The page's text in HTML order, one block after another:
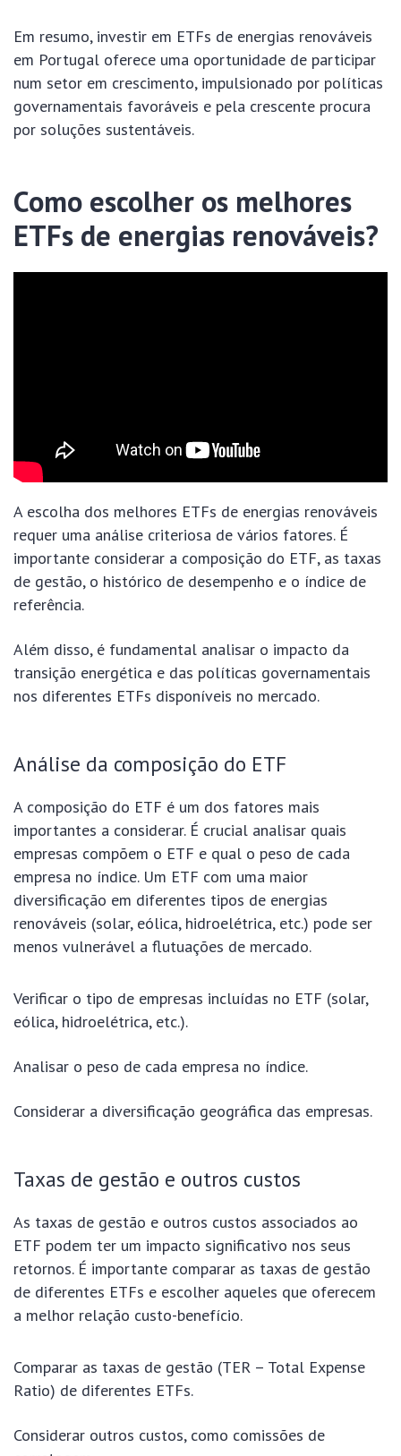
Em resumo, investir em ETFs de energias renováveis
em Portugal oferece uma oportunidade de participar
num setor em crescimento, impulsionado por políticas
governamentais favoráveis e pela crescente procura
por soluções sustentáveis.
Como escolher os melhores
ETFs de energias renováveis?
A escolha dos melhores ETFs de energias renováveis
requer uma análise criteriosa de vários fatores. É
importante considerar a composição do ETF, as taxas
de gestão, o histórico de desempenho e o índice de
referência.
Além disso, é fundamental analisar o impacto da
transição energética e das políticas governamentais
nos diferentes ETFs disponíveis no mercado.
Análise da composição do ETF
A composição do ETF é um dos fatores mais
importantes a considerar. É crucial analisar quais
empresas compõem o ETF e qual o peso de cada
empresa no índice. Um ETF com uma maior
diversificação em diferentes tipos de energias
renováveis (solar, eólica, hidroelétrica, etc.) pode ser
menos vulnerável a flutuações de mercado.
Verificar o tipo de empresas incluídas no ETF (solar,
eólica, hidroelétrica, etc.).
Analisar o peso de cada empresa no índice.
Considerar a diversificação geográfica das empresas.
Taxas de gestão e outros custos
As taxas de gestão e outros custos associados ao
ETF podem ter um impacto significativo nos seus
retornos. É importante comparar as taxas de gestão
de diferentes ETFs e escolher aqueles que oferecem
a melhor relação custo-benefício.
Comparar as taxas de gestão (TER – Total Expense
Ratio) de diferentes ETFs.
Considerar outros custos, como comissões de